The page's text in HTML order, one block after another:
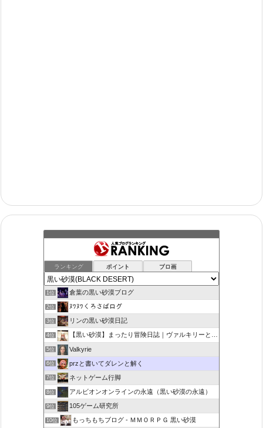
ランキング ポイント ブロ画
1位 倉葉の黒い砂漠ブログ
2位 ﾇﾜﾇﾜくろさばログ
3位 リンの黒い砂漠日記
4位 【黒い砂漠】まったり冒険日誌｜ヴァルキリーと闇の精霊の旅
5位 Valkyrie
6位 przと書いてダレンと解く
7位 ネットゲーム行脚
8位 アルビオンオンラインの永遠（黒い砂漠の永遠）
9位 105ゲーム研究所
10位 もっちもちブログ - ＭＭＯＲＰＧ 黒い砂漠